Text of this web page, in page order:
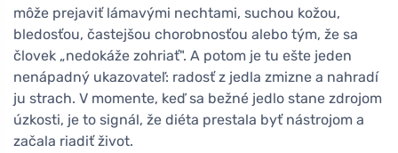
môže prejaviť lámavými nechtami, suchou kožou,
bledosťou, častejšou chorobnosťou alebo tým, že sa
človek „nedokáže zohriať". A potom je tu ešte jeden
nenápadný ukazovateľ: radosť z jedla zmizne a nahradí
ju strach. V momente, keď sa bežné jedlo stane zdrojom
úzkosti, je to signál, že diéta prestala byť nástrojom a
začala riadiť život.